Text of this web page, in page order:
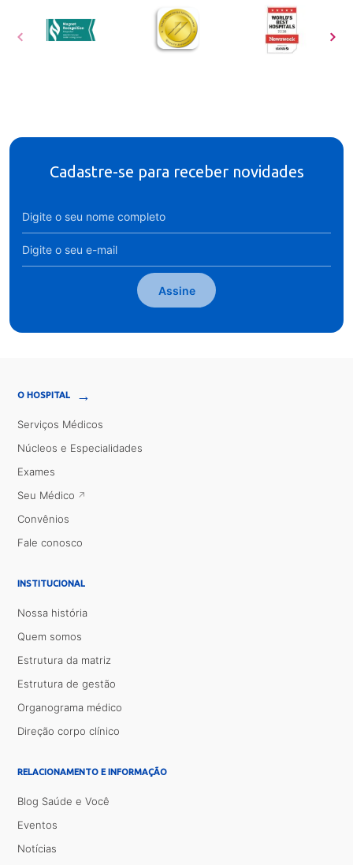
Cadastre-se para receber novidades
Assine
O HOSPITAL →
Serviços Médicos
Núcleos e Especialidades
Exames
Seu Médico
Convênios
Fale conosco
INSTITUCIONAL
Nossa história
Quem somos
Estrutura da matriz
Estrutura de gestão
Organograma médico
Direção corpo clínico
RELACIONAMENTO E INFORMAÇÃO
Blog Saúde e Você
Eventos
Notícias